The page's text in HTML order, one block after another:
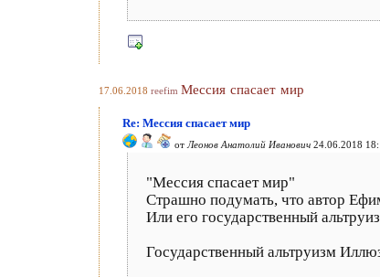
17.06.2018 reefim Мессия спасает мир
Re: Мессия спасает мир
от Леонов Анатолий Иванович 24.06.2018
"Мессия спасает мир"
Страшно подумать, что автор
Или его государственный
Государственный альтруизм